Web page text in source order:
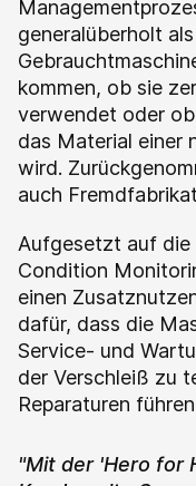
generalüberholt
kommen, ob sie
verwendet oder
das Material einer
wird.
auch
Aufgesetzt auf die
Condition
einen
dafür, dass die
Service- und
der Verschleiß zu
Reparaturen
"Mit der 'Hero for